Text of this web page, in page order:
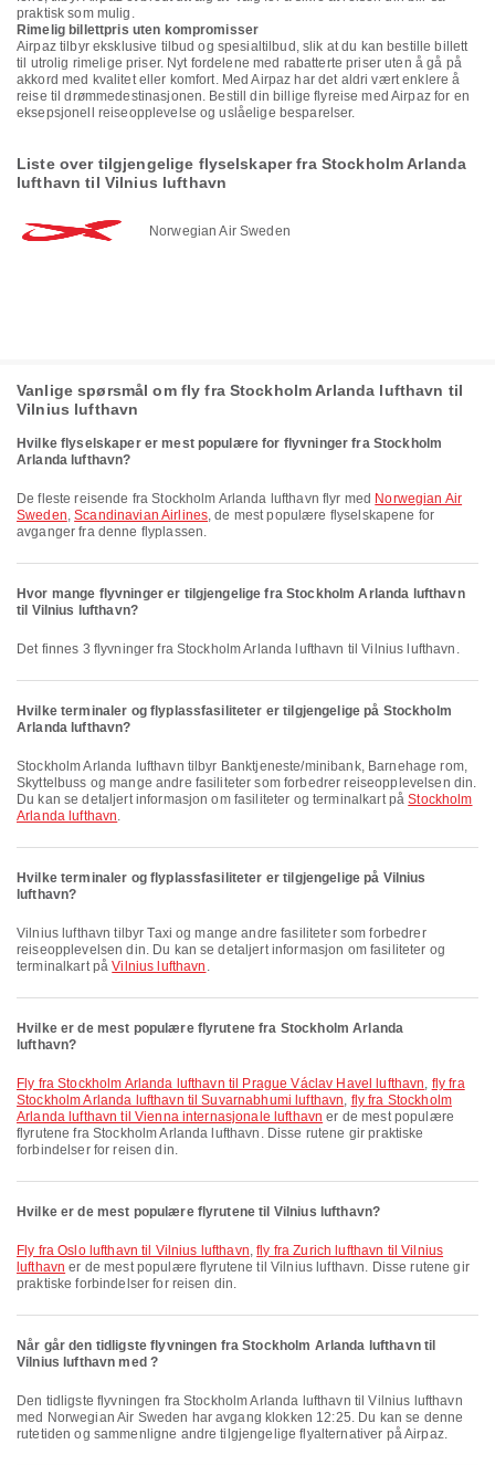
praktisk som mulig.
Rimelig billettpris uten kompromisser
Airpaz tilbyr eksklusive tilbud og spesialtilbud, slik at du kan bestille billett
til utrolig rimelige priser. Nyt fordelene med rabatterte priser uten å gå på
akkord med kvalitet eller komfort. Med Airpaz har det aldri vært enklere å
reise til drømmedestinasjonen. Bestill din billige flyreise med Airpaz for en
eksepsjonell reiseopplevelse og uslåelige besparelser.
Liste over tilgjengelige flyselskaper fra Stockholm Arlanda
lufthavn til Vilnius lufthavn
Norwegian Air Sweden
Vanlige spørsmål om fly fra Stockholm Arlanda lufthavn til
Vilnius lufthavn
Hvilke flyselskaper er mest populære for flyvninger fra Stockholm
Arlanda lufthavn?
De fleste reisende fra Stockholm Arlanda lufthavn flyr med Norwegian Air
Sweden,Scandinavian Airlines, de mest populære flyselskapene for
avganger fra denne flyplassen.
Hvor mange flyvninger er tilgjengelige fra Stockholm Arlanda lufthavn
til Vilnius lufthavn?
Det finnes 3 flyvninger fra Stockholm Arlanda lufthavn til Vilnius lufthavn.
Hvilke terminaler og flyplassfasiliteter er tilgjengelige på Stockholm
Arlanda lufthavn?
Stockholm Arlanda lufthavn tilbyr Banktjeneste/minibank, Barnehage rom,
Skyttelbuss og mange andre fasiliteter som forbedrer reiseopplevelsen din.
Du kan se detaljert informasjon om fasiliteter og terminalkart påStockholm
Arlanda lufthavn.
Hvilke terminaler og flyplassfasiliteter er tilgjengelige på Vilnius
lufthavn?
Vilnius lufthavn tilbyr Taxi og mange andre fasiliteter som forbedrer
reiseopplevelsen din. Du kan se detaljert informasjon om fasiliteter og
terminalkart påVilnius lufthavn .
Hvilke er de mest populære flyrutene fra Stockholm Arlanda
lufthavn?
fly fra Stockholm Arlanda lufthavn til Prague Václav Havel lufthavn, fly fra
Stockholm Arlanda lufthavn til Suvarnabhumi lufthavn, fly fra Stockholm
Arlanda lufthavn til Vienna internasjonale lufthavn er de mest populære
flyrutene fra Stockholm Arlanda lufthavn. Disse rutene gir praktiske
forbindelser for reisen din.
Hvilke er de mest populære flyrutene til Vilnius lufthavn?
fly fra Oslo lufthavn til Vilnius lufthavn,fly fra Zurich lufthavn til Vilnius
lufthavn er de mest populære flyrutene til Vilnius lufthavn. Disse rutene gir
praktiske forbindelser for reisen din.
Når går den tidligste flyvningen fra Stockholm Arlanda lufthavn til
Vilnius lufthavn med ?
Den tidligste flyvningen fra Stockholm Arlanda lufthavn til Vilnius lufthavn
med Norwegian Air Sweden har avgang klokken 12:25. Du kan se denne
rutetiden og sammenligne andre tilgjengelige flyalternativer på Airpaz.